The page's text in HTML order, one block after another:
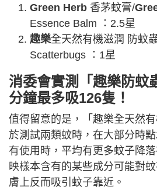
Green Herb 香茅蚊膏/
Essence Balm ：2.5星
趣樂全天然有機滋潤 防蚊
Scatterbugs ：1星
消委會實測「趣樂防蚊
分鐘最多吸126隻！
值得留意的是，「趣樂全天然有
於測試兩類蚊時，在大部分時
有使用時，平均有更多蚊子降
映樣本含有的某些成分可能對
膚上反而吸引蚊子靠近。